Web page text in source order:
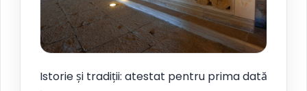
Istorie și tradiții: atestat pentru prima dată